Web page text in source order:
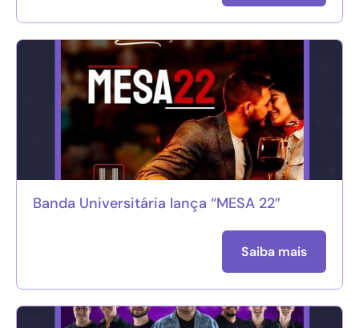
Banda Universitária lança “MESA 22”
Saiba mais